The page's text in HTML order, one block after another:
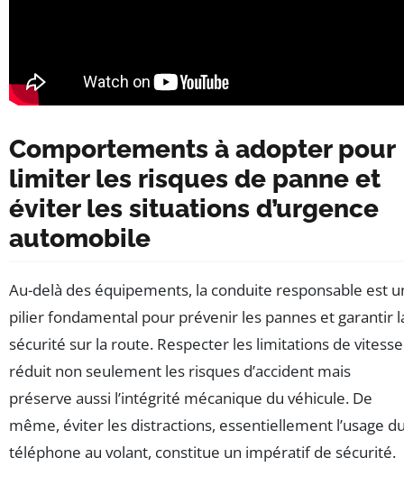
Comportements à adopter pour
limiter les risques de panne et
éviter les situations d’urgence
automobile
Au-delà des équipements, la conduite responsable est
pilier fondamental pour prévenir les pannes et garantir
sécurité sur la route. Respecter les limitations de vitesse
réduit non seulement les risques d’accident mais
préserve aussi l’intégrité mécanique du véhicule. De
même, éviter les distractions, essentiellement l’usage
téléphone au volant, constitue un impératif de sécurité.